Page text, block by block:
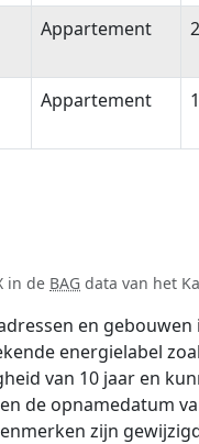
Appartement
Appartement
in de BAG data van het
en
energielabel
van 10 jaar en
de opnamedatum
zijn